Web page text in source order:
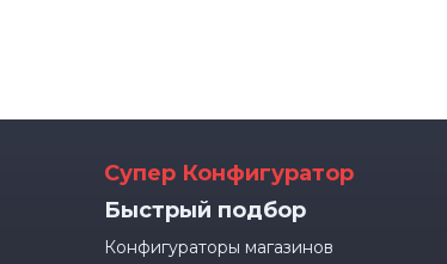
Супер Конфигуратор
Быстрый подбор
Конфигураторы магазинов